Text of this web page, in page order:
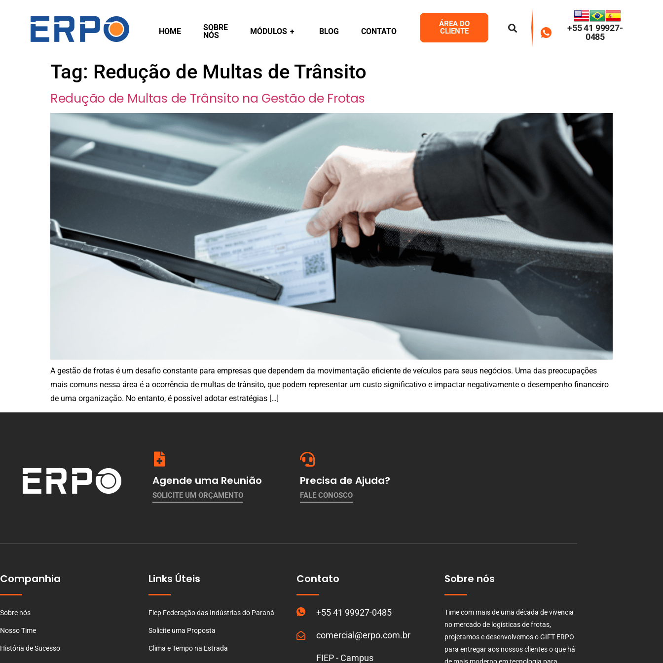
HOME
SOBRE
NÓS
MÓDULOS + BLOG CONTATO
ÁREA DO
CLIENTE
+55 41 99927-
0485
Tag: Redução de Multas de Trânsito
Redução de Multas de Trânsito na Gestão de Frotas
A gestão de frotas é um desafio constante para empresas que dependem da movimentação eficiente de veículos para seus negócios. Uma das preocupações
mais comuns nessa área é a ocorrência de multas de trânsito, que podem representar um custo significativo e impactar negativamente o desempenho financeiro
de uma organização. No entanto, é possível adotar estratégias […]
Agende uma Reunião
SOLICITE UM ORÇAMENTO
Precisa de Ajuda?
FALE CONOSCO
Companhia
Sobre nós
Nosso Time
História de Sucesso
Links Úteis
Fiep Federação das Indústrias do Paraná
Solicite uma Proposta
Clima e Tempo na Estrada
Contato
+55 41 99927-0485
comercial@erpo.com.br
FIEP - Campus
Sobre nós
Time com mais de uma década de vivencia
no mercado de logísticas de frotas,
projetamos e desenvolvemos o GIFT ERPO
para entregar aos nossos clientes o que há